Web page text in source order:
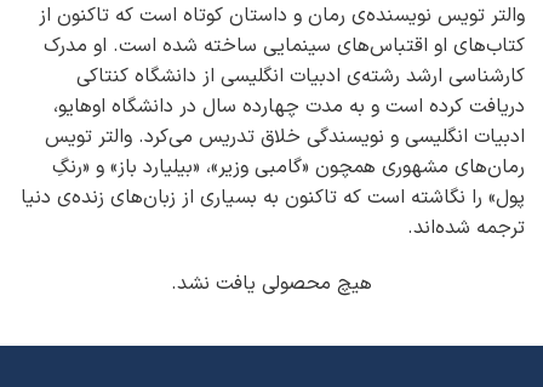
والتر تویس نویسنده‌ی رمان و داستان کوتاه است که تاکنون از
کتاب‌های او اقتباس‌های سینمایی ساخته شده است. او مدرک
کارشناسی ارشد رشته‌ی ادبیات انگلیسی از دانشگاه کنتاکی
دریافت کرده است و به مدت چهارده سال در دانشگاه اوهایو،
ادبیات انگلیسی و نویسندگی خلاق تدریس می‌کرد. والتر تویس
رمان‌های مشهوری همچون «گامبی وزیر»، «بیلیارد باز» و «رنگِ
پول» را نگاشته است که تاکنون به بسیاری از زبان‌های زنده‌ی دنیا
ترجمه شده‌اند.
هیچ محصولی یافت نشد.